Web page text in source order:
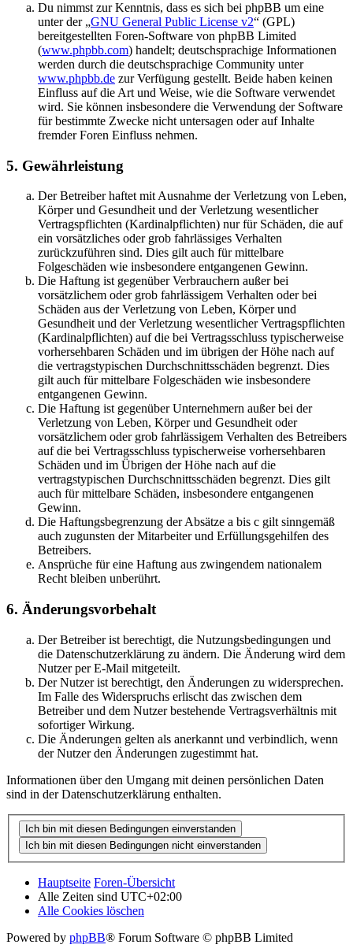
Du nimmst zur Kenntnis, dass es sich bei phpBB um eine
unter der „GNU General Public License v2“ (GPL)
bereitgestellten Foren-Software von phpBB Limited
(www.phpbb.com) handelt; deutschsprachige Informationen
werden durch die deutschsprachige Community unter
www.phpbb.de zur Verfügung gestellt. Beide haben keinen
Einfluss auf die Art und Weise, wie die Software verwendet
wird. Sie können insbesondere die Verwendung der Software
für bestimmte Zwecke nicht untersagen oder auf Inhalte
fremder Foren Einfluss nehmen.
5. Gewährleistung
Der Betreiber haftet mit Ausnahme der Verletzung von Leben,
Körper und Gesundheit und der Verletzung wesentlicher
Vertragspflichten (Kardinalpflichten) nur für Schäden, die auf
ein vorsätzliches oder grob fahrlässiges Verhalten
zurückzuführen sind. Dies gilt auch für mittelbare
Folgeschäden wie insbesondere entgangenen Gewinn.
Die Haftung ist gegenüber Verbrauchern außer bei
vorsätzlichem oder grob fahrlässigem Verhalten oder bei
Schäden aus der Verletzung von Leben, Körper und
Gesundheit und der Verletzung wesentlicher Vertragspflichten
(Kardinalpflichten) auf die bei Vertragsschluss typischerweise
vorhersehbaren Schäden und im übrigen der Höhe nach auf
die vertragstypischen Durchschnittsschäden begrenzt. Dies
gilt auch für mittelbare Folgeschäden wie insbesondere
entgangenen Gewinn.
Die Haftung ist gegenüber Unternehmern außer bei der
Verletzung von Leben, Körper und Gesundheit oder
vorsätzlichem oder grob fahrlässigem Verhalten des Betreibers
auf die bei Vertragsschluss typischerweise vorhersehbaren
Schäden und im Übrigen der Höhe nach auf die
vertragstypischen Durchschnittsschäden begrenzt. Dies gilt
auch für mittelbare Schäden, insbesondere entgangenen
Gewinn.
Die Haftungsbegrenzung der Absätze a bis c gilt sinngemäß
auch zugunsten der Mitarbeiter und Erfüllungsgehilfen des
Betreibers.
Ansprüche für eine Haftung aus zwingendem nationalem
Recht bleiben unberührt.
6. Änderungsvorbehalt
Der Betreiber ist berechtigt, die Nutzungsbedingungen und
die Datenschutzerklärung zu ändern. Die Änderung wird dem
Nutzer per E-Mail mitgeteilt.
Der Nutzer ist berechtigt, den Änderungen zu widersprechen.
Im Falle des Widerspruchs erlischt das zwischen dem
Betreiber und dem Nutzer bestehende Vertragsverhältnis mit
sofortiger Wirkung.
Die Änderungen gelten als anerkannt und verbindlich, wenn
der Nutzer den Änderungen zugestimmt hat.
Informationen über den Umgang mit deinen persönlichen Daten
sind in der Datenschutzerklärung enthalten.
Hauptseite Foren-Übersicht
Alle Zeiten sind UTC+02:00
Alle Cookies löschen
Powered by phpBB® Forum Software © phpBB Limited